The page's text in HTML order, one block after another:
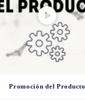
Promoción del Producto